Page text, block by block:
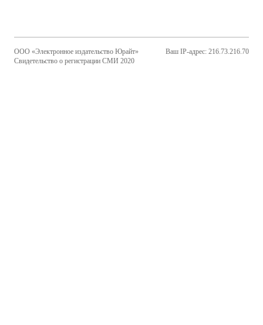
ООО «Электронное издательство Юрайт»
Свидетельство о регистрации СМИ 2020
Ваш IP-адрес: 216.73.216.70